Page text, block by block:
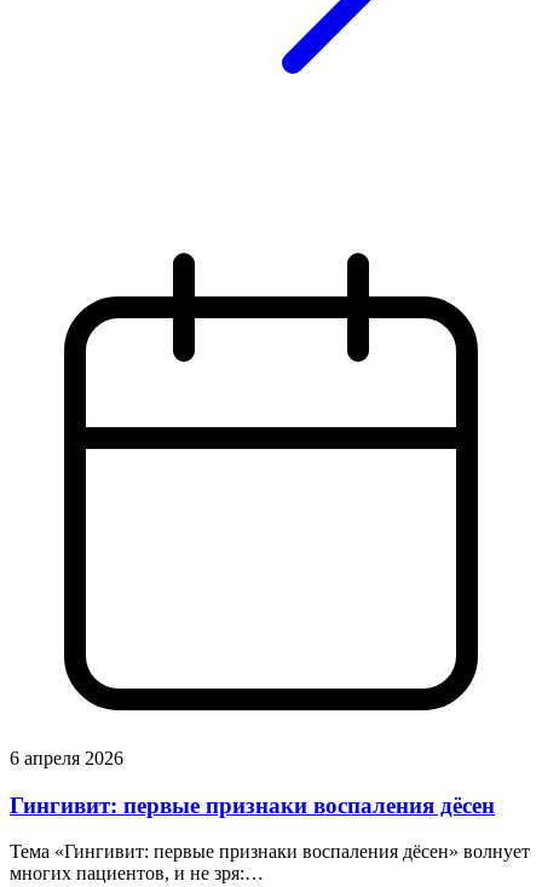
6 апреля 2026
Гингивит: первые признаки воспаления дёсен
Тема «Гингивит: первые признаки воспаления дёсен» волнует
многих пациентов, и не зря:…